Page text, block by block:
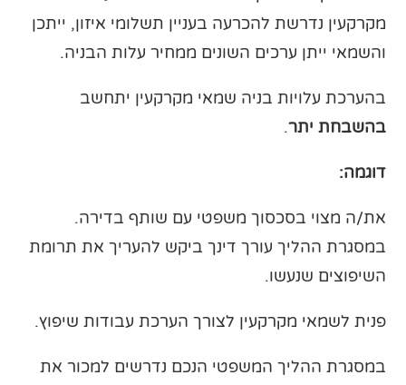
מקרקעין נדרשת להכרעה בעניין תשלומי איזון, ייתכן
והשמאי ייתן ערכים השונים ממחיר עלות הבניה.
בהערכת עלויות בניה שמאי מקרקעין יתחשב
בהשבחת יתר.
דוגמה:
את/ה מצוי בסכסוך משפטי עם שותף בדירה.
במסגרת ההליך עורך דינך ביקש להעריך את תרומת
השיפוצים שנעשו.
פנית לשמאי מקרקעין לצורך הערכת עבודות שיפוץ.
במסגרת ההליך המשפטי הנכם נדרשים למכור את